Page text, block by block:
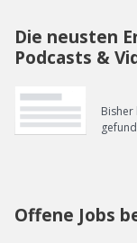
Die neusten
Podcasts &
Offene Jobs